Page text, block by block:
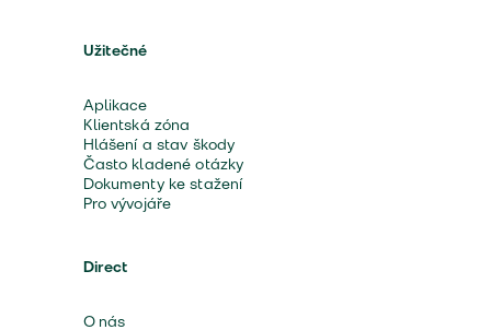
Užitečné
Aplikace
Klientská zóna
Hlášení a stav škody
Často kladené otázky
Dokumenty ke stažení
Pro vývojáře
Direct
O nás